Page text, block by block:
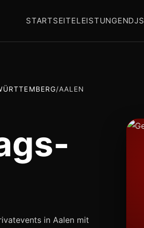
STARTSEITELEISTUNGENDJS
/AALEN
in Aalen mit